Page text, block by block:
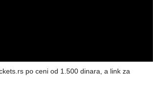
po ceni od 1.500 dinara, a link za